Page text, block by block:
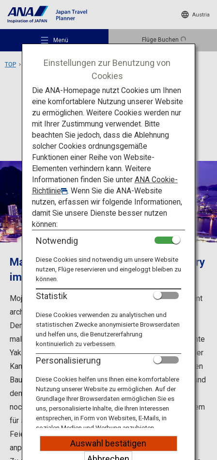
Austria
Menü Flüge Buchen
Empfohlene Orte
Reiseideen
Reiseziele
Reiseinformationen
TOP Region Kyushu Mojiko
Aktivität Fukuoka
Mojiko
Malerisches Straßenbild und Yaki-Curry
im Bezirk Mojiko Retro
Mojiko Retro's charms include its streetscape with quaint
architecture as well as "Yaki Curry."
Der Charme von Mojiko Retro zeichnet sich durch die
malerische Architektur sowie das für den Bezirk bekannte
Yaki-Curry aus. Mojiko Retro ist insbesondere entlang der
Kanmon-Straße ein beliebtes Ziel und lockt mit hübschen
Bauten wie der Mojiko-Bahnstation, dem alten Zollamt und
dem ehemaligen Mitsui-Gasthaus. Hier herrscht überall
noch das Flair vergangener Tage. Der Bezirk ist außerdem
für seinen florierenden Bananenhandel bekannt. An
Feiertagen hört man die Verkäufer lautstark ihre Waren
anpreisen.
Einstellungen zur Benutzung von
Cookies
Die ANA-Homepage nutzt Cookies um Ihnen
eine komfortablere Nutzung unserer Website
zu ermöglichen. Weitere Cookies werden nur
mit Ihrer Zustimmung verwendet. Bitte
beachten Sie jedoch, dass die Ablehnung
solcher Cookies ordnungsgemäße
Funktionen einer Reihe von Website-
Elementen verhindern kann. Weitere
Informationen finden Sie unter ANA Cookie-
Richtlinie
. Wenn Sie die ANA-Website
nutzen, erfassen wir folgende Informationen,
damit Sie unsere Dienste besser nutzen
können:
Notwendig
Diese Cookies sind notwendig um unsere Website
nutzen, Flüge reservieren und eingeloggt bleiben zu
können.
Statistik
Diese Cookies verwenden zu analytischen und
statistischen Zwecke anonymisierte Browserdaten
und helfen uns, die Benutzererfahrung
kontinuierlich zu verbessern.
Personalisierung
Diese Cookies helfen uns Ihnen eine komfortablere
Nutzung unserer Website zu ermöglichen. Auf der
Grundlage Ihrer Browserdaten ermöglichen Sie es
uns, personalisierte Inhalte, die Ihren Interessen
entsprechen, in Form von Websites, E-Mails, in
sozialen Medien und Werbung anzubieten.
Auswahl bestätigen